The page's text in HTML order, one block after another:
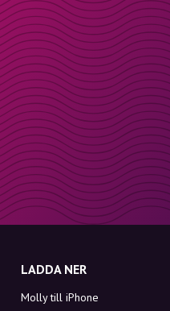
LADDA NER
Molly till iPhone